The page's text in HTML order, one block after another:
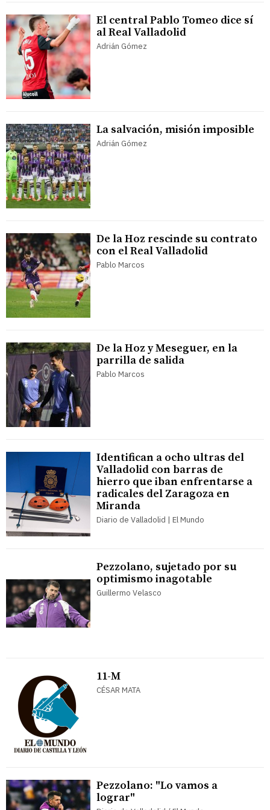
El central Pablo Tomeo dice sí
al Real Valladolid
Adrián Gómez
La salvación, misión imposible
Adrián Gómez
De la Hoz rescinde su contrato
con el Real Valladolid
Pablo Marcos
De la Hoz y Meseguer, en la
parrilla de salida
Pablo Marcos
Identifican a ocho ultras del
Valladolid con barras de
hierro que iban enfrentarse a
radicales del Zaragoza en
Miranda
Diario de Valladolid | El Mundo
Pezzolano, sujetado por su
optimismo inagotable
Guillermo Velasco
11-M
CÉSAR MATA
Pezzolano: "Lo vamos a
lograr"